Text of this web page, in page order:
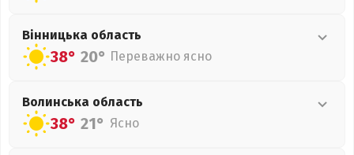
Вінницька область
38° 20° Переважно ясно
Волинська область
38° 21° Ясно